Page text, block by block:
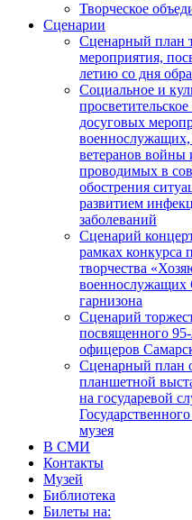
Творческое
Сценарии
Сценарный план
мероприятия,
летию со дня
Социальное и
досуговых
военнослужащих,
ветеранов
проводимых в
обострения
развитием
заболеваний
Сценарий
рамках конкурса
творчества
военнослужащих
гарнизона
Сценарий
посвященного
офицеров
Сценарный план
планшетной
на государевой
музея
В СМИ
Контакты
Музей
Библиотека
Билеты на: